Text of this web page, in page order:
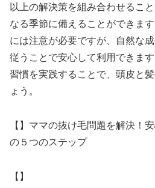
以上の解決策を組み合わせるこ
なる季節に備えることができま
には注意が必要ですが、自然な
従うことで安心して利用できま
習慣を実践することで、頭皮と
ょう。
【】ママの抜け毛問題を解決！
の５つのステップ
【】